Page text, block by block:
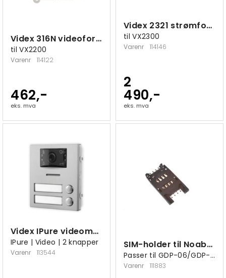
Videx 316N videofordeler 4-veis
til VX2200
Varenr 114122
462,-
eks. mva
Videx 2321 strømforsyning
til VX2300
Varenr 114146
2
490,-
eks. mva
Videx IPure videomodul 2 knapper
IPure | Video | 2 knapper
Varenr 113544
SIM-holder til Noabe Essence
Passer til GDP-06/GDP-06i/GDP-09/GDP-10
Varenr 111883